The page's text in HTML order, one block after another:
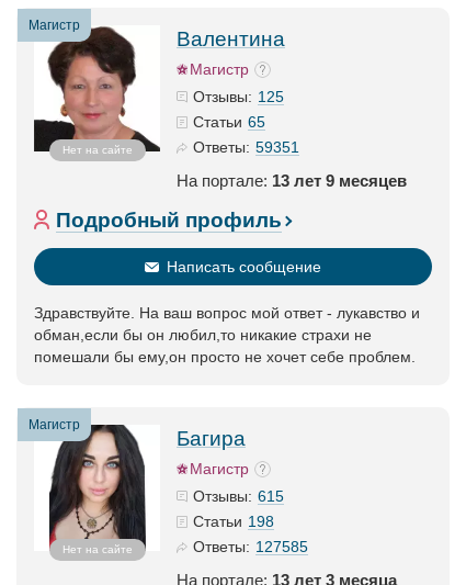
Магистр
Нет на сайте
Валентина
Магистр
Отзывы: 125
Статьи 65
Ответы: 59351
На портале: 13 лет 9 месяцев
Подробный профиль
Написать сообщение
Здравствуйте. На ваш вопрос мой ответ - лукавство и
обман,если бы он любил,то никакие страхи не
помешали бы ему,он просто не хочет себе проблем.
Магистр
Нет на сайте
Багира
Магистр
Отзывы: 615
Статьи 198
Ответы: 127585
На портале: 13 лет 3 месяца